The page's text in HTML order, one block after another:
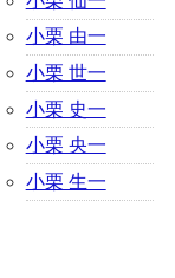
小栗 由一
小栗 世一
小栗 史一
小栗 央一
小栗 生一